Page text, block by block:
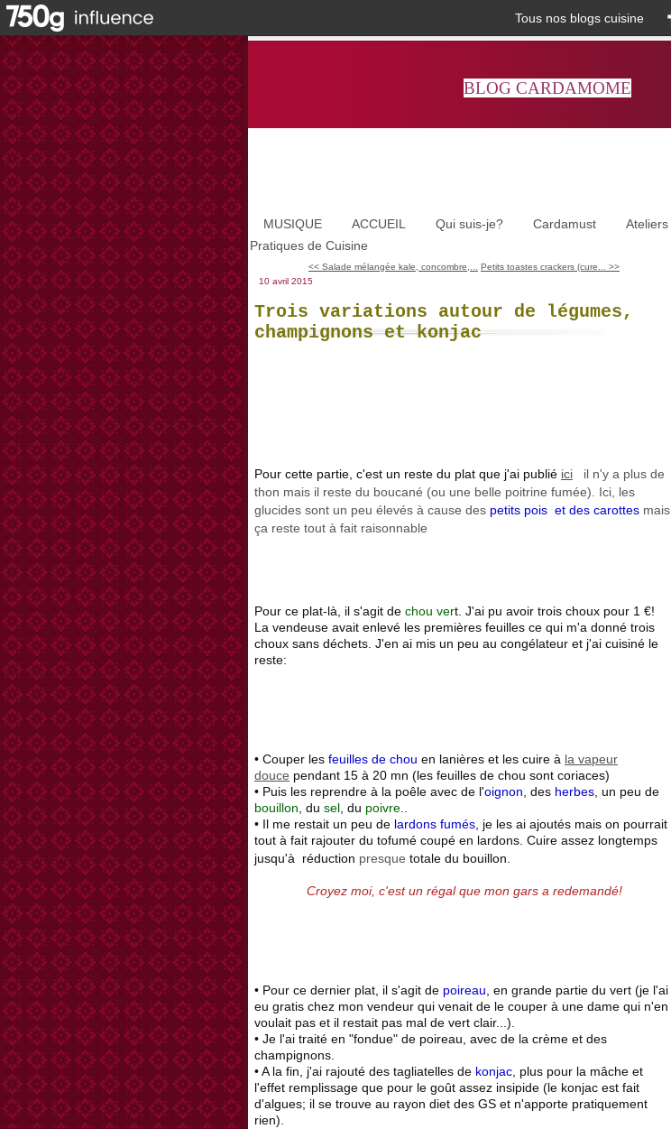
Tous nos blogs cuisine
BLOG CARDAMOME
MUSIQUE ACCUEIL Qui suis-je? Cardamust
Ateliers
Pratiques de Cuisine
<< Salade mélangée kale, concombre,...
Petits toastes crackers (cure... >>
10 avril 2015
Trois variations autour de légumes,
champignons et konjac
Pour cette partie, c'est un reste du plat que j'ai publié ici
il n'y a plus de
thon mais il reste du boucané (ou une belle poitrine fumée). Ici, les
glucides sont un peu élevés à cause des petits pois et des carottes mais
ça reste tout à fait raisonnable
Pour ce plat-là, il s'agit de chou vert. J'ai pu avoir trois choux pour 1 €!
La vendeuse avait enlevé les premières feuilles ce qui m'a donné trois
choux sans déchets. J'en ai mis un peu au congélateur et j'ai cuisiné le
reste:
• Couper les feuilles de chou en lanières et les cuire à la vapeur
douce pendant 15 à 20 mn (les feuilles de chou sont coriaces)
• Puis les reprendre à la poêle avec de l'oignon , des herbes , un peu de
bouillon , du sel , du poivre
• Il me restait un peu de lardons fumés , je les ai ajoutés mais on pourrait
tout à fait rajouter du tofumé coupé en lardons. Cuire assez longtemps
jusqu'à réduction presque totale du bouillon.
Croyez moi, c'est un régal que mon gars a redemandé!
• Pour ce dernier plat, il s'agit de poireau , en grande partie du vert (je l'ai
eu gratis chez mon vendeur qui venait de le couper à une dame qui n'en
voulait pas et il restait pas mal de vert clair...).
• Je l'ai traité en "fondue" de poireau, avec de la crème et des
champignons.
• A la fin, j'ai rajouté des tagliatelles de konjac , plus pour la mâche et
l'effet remplissage que pour le goût assez insipide (le konjac est fait
d'algues; il se trouve au rayon diet des GS et n'apporte pratiquement
rien).